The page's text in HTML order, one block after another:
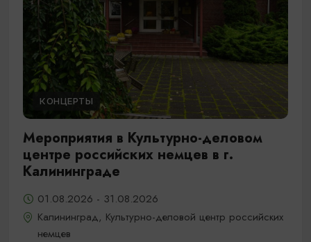
КОНЦЕРТЫ
Мероприятия в Культурно-деловом
центре российских немцев в г.
Калининграде
01.08.2026 - 31.08.2026
Калининград, Культурно-деловой центр российских
немцев